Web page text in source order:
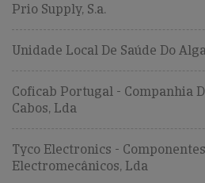
Prio Supply, S.a.
Unidade Local De Saúde Do
Coficab Portugal - Companhia
Cabos, Lda
Tyco Electronics - Componentes
Electromecânicos, Lda